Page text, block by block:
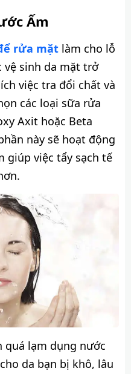
Ấm
rửa mặt làm cho lỗ
vệ sinh da mặt trở
việc tra đổi chất và
các loại sữa rửa
Axit hoặc Beta
này sẽ hoạt động
giúp việc tẩy sạch tế
quá lạm dụng nước
da bạn bị khô, lâu